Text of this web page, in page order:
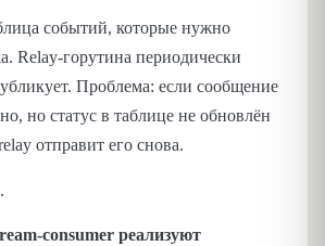
событий, которые нужно
Relay-горутина периодически
Проблема: если сообщение
но статус в таблице не обновлён
отправит его снова.
consumer реализуют